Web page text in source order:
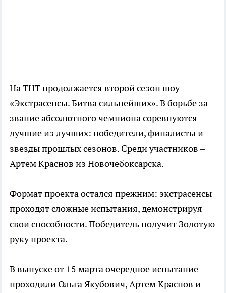
На ТНТ продолжается второй сезон шоу
«Экстрасенсы. Битва сильнейших». В борьбе за
звание абсолютного чемпиона соревнуются
лучшие из лучших: победители, финалисты и
звезды прошлых сезонов. Среди участников –
Артем Краснов из Новочебоксарска.
Формат проекта остался прежним: экстрасенсы
проходят сложные испытания, демонстрируя
свои способности. Победитель получит Золотую
руку проекта.
В выпуске от 15 марта очередное испытание
проходили Ольга Якубович, Артем Краснов и